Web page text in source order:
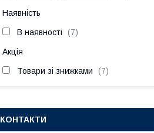
Наявність
В наявності 7
Акція
Товари зі знижками 7
КОНТАКТИ